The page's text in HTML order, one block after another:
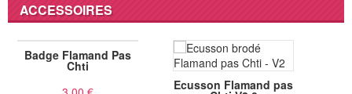
ACCESSOIRES
Badge Flamand Pas
Chti
Ecusson Flamand pas